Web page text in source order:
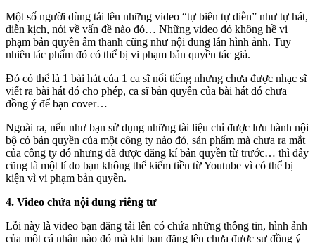
Một số người dùng tải lên những video “tự biên tự diễn” như tự hát,
diễn kịch, nói về vấn đề nào đó… Những video đó không hề vi
phạm bản quyền âm thanh cũng như nội dung lẫn hình ảnh. Tuy
nhiên tác phẩm đó có thể bị vi phạm bản quyền tác giả.
Đó có thể là 1 bài hát của 1 ca sĩ nổi tiếng nhưng chưa được nhạc sĩ
viết ra bài hát đó cho phép, ca sĩ bản quyền của bài hát đó chưa
đồng ý để bạn cover…
Ngoài ra, nếu như bạn sử dụng những tài liệu chỉ được lưu hành nội
bộ có bản quyền của một công ty nào đó, sản phẩm mà chưa ra mắt
của công ty đó nhưng đã được đăng kí bản quyền từ trước… thì đây
cũng là một lí do bạn không thể kiếm tiền từ Youtube vì có thể bị
kiện vì vi phạm bản quyền.
4. Video chứa nội dung riêng tư
Lỗi này là video bạn đăng tải lên có chứa những thông tin, hình ảnh
của một cá nhân nào đó mà khi bạn đăng lên chưa được sự đồng ý